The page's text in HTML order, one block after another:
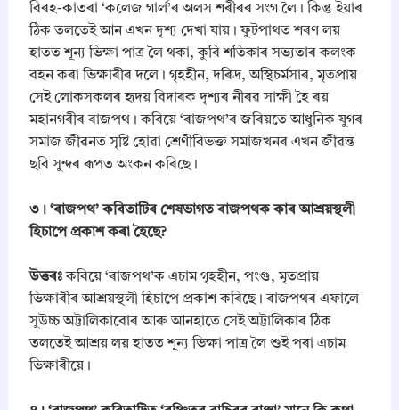
বিৰহ-কাতৰা ‘কলেজ গাৰ্ল’ৰ অলস শৰীৰৰ সংগ লৈ। কিন্তু ইয়াৰ
ঠিক তলতেই আন এখন দৃশ্য দেখা যায়। ফুটপাথত শৰণ লয়
হাতত শূন্য ভিক্ষা পাত্ৰ লৈ থকা, কুৰি শতিকাৰ সভ্যতাৰ কলংক
বহন কৰা ভিক্ষাৰীৰ দলে। গৃহহীন, দৰিদ্ৰ, অস্থিচৰ্মসাৰ, মৃতপ্ৰায়
সেই লোকসকলৰ হৃদয় বিদাৰক দৃশ্যৰ নীৰৱ সাক্ষী হৈ ৰয়
মহানগৰীৰ ৰাজপথ। কবিয়ে ‘ৰাজপথ’ৰ জৰিয়তে আধুনিক যুগৰ
সমাজ জীৱনত সৃষ্টি হোৱা শ্ৰেণীবিভক্ত সমাজখনৰ এখন জীৱন্ত
ছবি সুন্দৰ ৰূপত অংকন কৰিছে।
​৩। ‘ৰাজপথ’ কবিতাটিৰ শেষভাগত ৰাজপথক কাৰ আশ্ৰয়স্থলী
হিচাপে প্ৰকাশ কৰা হৈছে?
উত্তৰঃকবিয়ে ‘ৰাজপথ’ক এচাম গৃহহীন, পংগু, মৃতপ্ৰায়
ভিক্ষাৰীৰ আশ্ৰয়স্থলী হিচাপে প্ৰকাশ কৰিছে। ৰাজপথৰ এফালে
সুউচ্চ অট্টালিকাবোৰ আৰু আনহাতে সেই অট্টালিকাৰ ঠিক
তলতেই আশ্ৰয় লয় হাতত শূন্য ভিক্ষা পাত্ৰ লৈ শুই পৰা এচাম
ভিক্ষাৰীয়ে।